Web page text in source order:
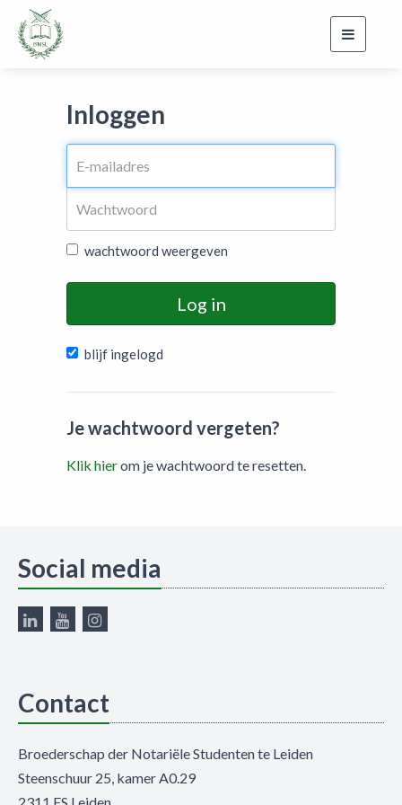
Toggle
Inloggen
wachtwoord weergeven
Log in
blijf ingelogd
Je wachtwoord vergeten?
Klik hierom je wachtwoord te resetten.
Social media
Contact
Broederschap der Notariële Studenten te Leiden
Steenschuur 25, kamer A0.29